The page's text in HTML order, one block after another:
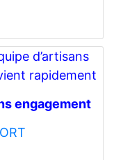
d’artisans
rapidement
engagement